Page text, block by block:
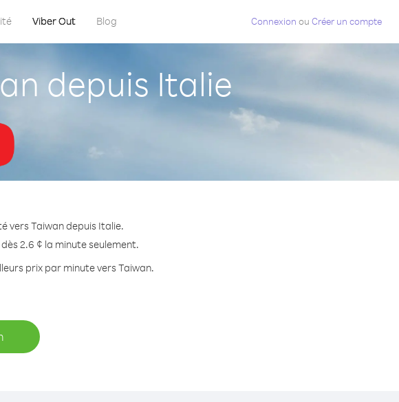
Viber Out Blog Connexion ou Créer un compte
depuis Italie
vers Taiwan depuis Italie.
2.6 ¢ la minute seulement.
prix par minute vers Taiwan.